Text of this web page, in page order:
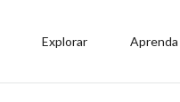
Explorar Aprenda